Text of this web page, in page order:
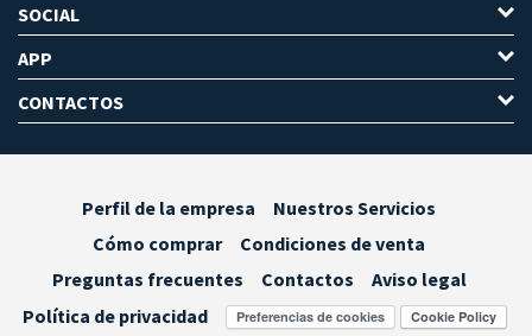
SOCIAL
APP
CONTACTOS
Perfil de la empresa
Nuestros Servicios
Cómo comprar
Condiciones de venta
Preguntas frecuentes
Contactos
Aviso legal
Política de privacidad
Preferencias de cookies